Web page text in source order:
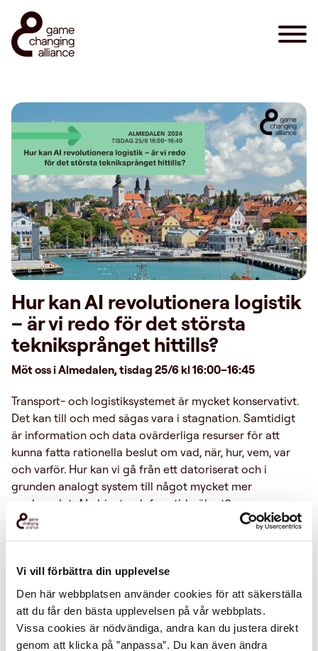
Vi vill förbättra din upplevelse
Den här webbplatsen använder cookies för att säkerställa
att du får den bästa upplevelsen på vår webbplats.
Vissa cookies är nödvändiga, andra kan du justera direkt
genom att klicka på ”anpassa”. Du kan även ändra
Hur kan AI revolutionera logistik
– är vi redo för det största
tekniksprånget hittills?
Möt oss i Almedalen, tisdag 25/6 kl 16:00–16:45
Transport- och logistiksystemet är mycket konservativt.
Det kan till och med sägas vara i stagnation. Samtidigt
är information och data ovärderliga resurser för att
kunna fatta rationella beslut om vad, när, hur, vem, var
och varför. Hur kan vi gå från ett datoriserat och i
grunden analogt system till något mycket mer
uppkopplat, AI-drivet och framtidssäkrat?
Den exponentiella utvecklingen inom AI förändrar
undantag. Men vilka aktörer är redo att ta sig an denna
djupdykning i vad som är möjligt både idag och
imorgon, för en sak är säker – revolutionen är här och
ingen kommer att lämnas opåverkad.